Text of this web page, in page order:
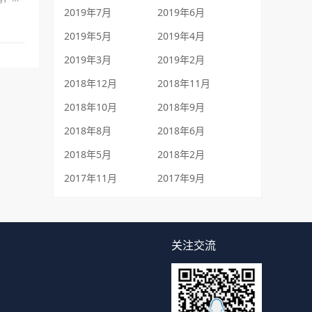
2019年7月
2019年6月
2019年5月
2019年4月
2019年3月
2019年2月
2018年12月
2018年11月
2018年10月
2018年9月
2018年8月
2018年6月
2018年5月
2018年2月
2017年11月
2017年9月
关注交流